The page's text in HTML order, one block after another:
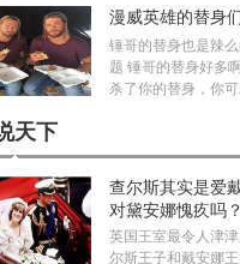
漫威英雄的替身
锤哥的替身也是辣
题 锤哥的替身好多
杀了你的替身，你
天下
查尔斯其实是爱
对黛安娜愧疚吗？
英国王室最令人津
尔斯王子和戴安娜